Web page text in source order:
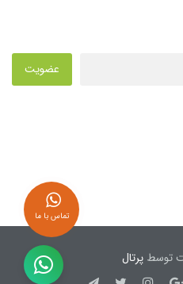
عضویت
توسطپرتال
تماس با ما